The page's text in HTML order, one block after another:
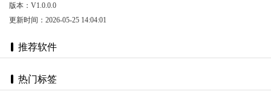
版本：V1.0.0.0
更新时间：2026-05-25 14:04:01
推荐软件
热门标签